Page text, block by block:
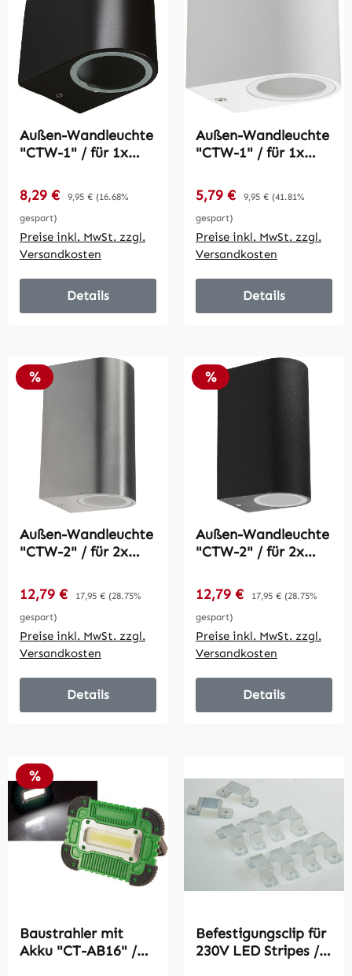
Außen-Wandleuchte
"CTW-1" / für 1x
Gehäuse schwarz
Verkaufspreis:
8,29 € Regulärer Preis:
9,95 € (16.68%
gespart)
Preise inkl. MwSt. zzgl.
Versandkosten
Details
Außen-Wandleuchte
"CTW-1" / für 1x
Gehäuse weiß
Verkaufspreis:
5,79 € Regulärer Preis:
9,95 € (41.81%
gespart)
Preise inkl. MwSt. zzgl.
Versandkosten
Details
Rabatt
%
Außen-Wandleuchte
"CTW-2" / für 2x
Edelstahl poliert
Verkaufspreis:
12,79 € Regulärer Preis:
17,95 € (28.75%
gespart)
Preise inkl. MwSt. zzgl.
Versandkosten
Details
Rabatt
%
Außen-Wandleuchte
"CTW-2" / für 2x
Gehäuse grau
Verkaufspreis:
12,79 € Regulärer Preis:
17,95 € (28.75%
gespart)
Preise inkl. MwSt. zzgl.
Versandkosten
Details
Rabatt
%
Baustrahler mit
Akku "CT-AB16" /
Befestigungsclip für
230V LED Stripes /